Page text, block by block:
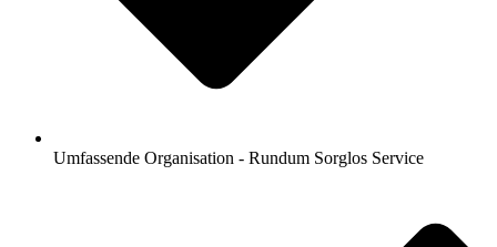
Umfassende Organisation - Rundum Sorglos Service